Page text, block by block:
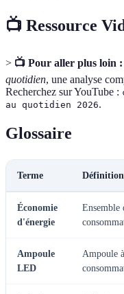
📺 Ressource
> 📺 Pour aller plus loin :
quotidien, une analyse
Recherchez sur YouTube :
au quotidien 2026.
Glossaire
Terme Définition
Économie
d'énergie
Ensemble
Ampoule
LED
Ampoule